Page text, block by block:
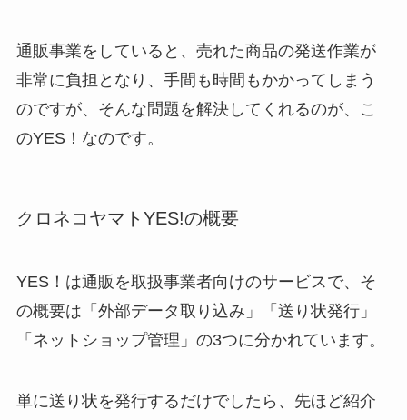
通販事業をしていると、売れた商品の発送作業が
非常に負担となり、手間も時間もかかってしまう
のですが、そんな問題を解決してくれるのが、こ
のYES！なのです。
クロネコヤマトYES!の概要
YES！は通販を取扱事業者向けのサービスで、そ
の概要は「外部データ取り込み」「送り状発行」
「ネットショップ管理」の3つに分かれています。
単に送り状を発行するだけでしたら、先ほど紹介